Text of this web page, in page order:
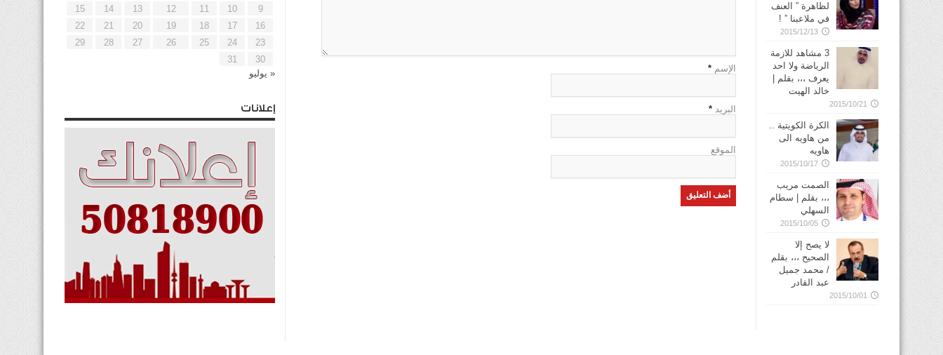
الإسم *
البريد *
الموقع
لظاهرة ” العنف
في ملاعبنا ” !
2015/12/13
3 مشاهد للازمة
الرياضة ولا احد
يعرف ،،، بقلم |
خالد الهيت
2015/10/21
الكرة الكويتية ..
من هاويه الى
هاويه
2015/10/17
الصمت مريب
،،، بقلم | سطام
السهلي
2015/10/05
لا يصح إلا
الصحيح ،،، بقلم
/ محمد جميل
عبد القادر
2015/10/01
9
10
11
12
13
14
15
16
17
18
19
20
21
22
23
24
25
26
27
28
29
30
31
« يوليو
إعلانات